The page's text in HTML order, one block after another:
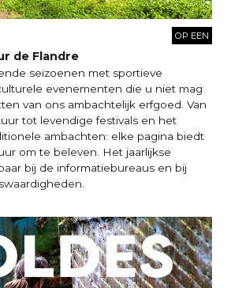
OP EEN
de Flandre
seizoenen met sportieve
evenementen die u niet mag
van ons ambachtelijk erfgoed. Van
tot levendige festivals en het
ambachten: elke pagina biedt
om te beleven. Het jaarlijkse
bij de informatiebureaus en bij